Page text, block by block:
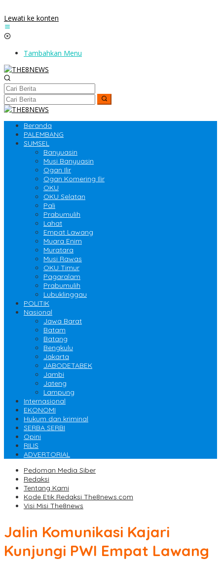
Lewati ke konten
Tambahkan Menu
Beranda
PALEMBANG
SUMSEL
Banyuasin
Musi Banyuasin
Ogan Ilir
Ogan Komering Ilir
OKU
OKU Selatan
Pali
Prabumulih
Lahat
Empat Lawang
Muara Enim
Muratara
Musi Rawas
OKU Timur
Pagaralam
Prabumulih
Lubuklinggau
POLITIK
Nasional
Jawa Barat
Batam
Batang
Bengkulu
Jakarta
JABODETABEK
Jambi
Jateng
Lampung
Internasional
EKONOMI
Hukum dan kriminal
SERBA SERBI
Opini
RILIS
ADVERTORIAL
Pedoman Media Siber
Redaksi
Tentang Kami
Kode Etik Redaksi The8news.com
Visi Misi The8news
Jalin Komunikasi Kajari
Kunjungi PWI Empat Lawang